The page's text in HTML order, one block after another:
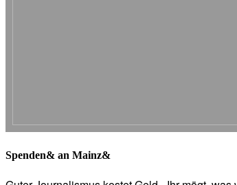
Spenden& an Mainz&